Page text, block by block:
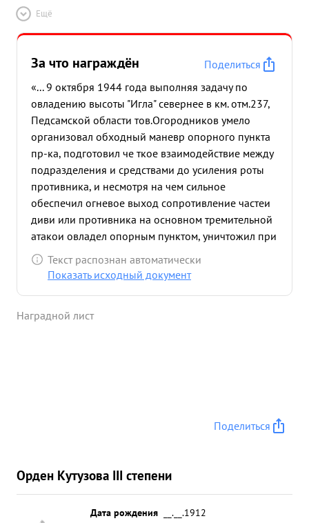
Ещё
За что награждён
Поделиться
«... 9 октября 1944 года выполняя задачу по
овладению высоты "Игла" севернее в км. отм.237,
Педсамской области тов.Огородников умело
организовал обходный маневр опорного пункта
пр-ка, подготовил че ткое взаимодействие между
подразделения и средствами до усиления роты
противника, и несмотря на чем сильное
обеспечил огневое выход сопротивление частеи
диви или противника на основном тремительной
атакои овладел опорным пунктом, уничтожил при
этом тракт ведущий в Педсамо, где базировались
армейские склады пр-казахватив последние. В
в результате обходного маневра окружив
дивизии. За умелое руководство боевыми действ
что ОГОРОДНИКОВ достоин награждения
орденом КРАСНОГО ЗНАЙНИ ...»
Текст распознан автоматически
Показать исходный документ
Наградной лист
Поделиться
Орден Кутузова III степени
Дата рождения
__.__.1912